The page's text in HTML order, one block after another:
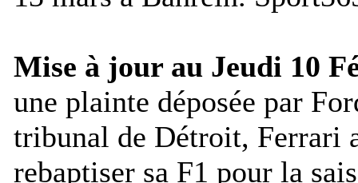
Mise à jour au Jeudi 10
une plainte déposée par
tribunal de Détroit, Ferrari
rebaptiser sa F1 pour la